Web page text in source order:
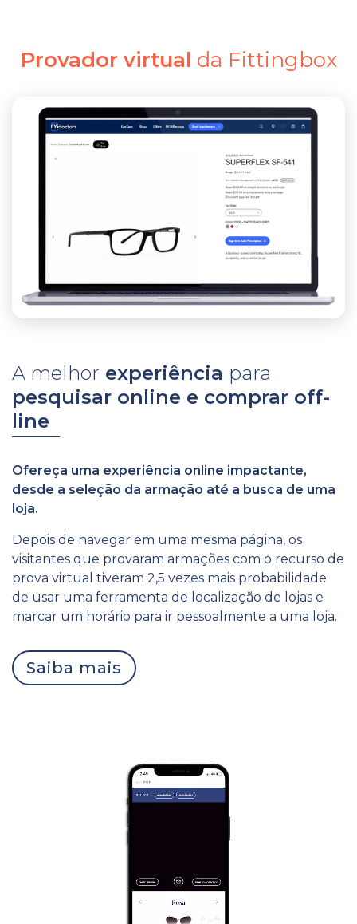
Provador virtual da Fittingbox
A melhor experiência para
pesquisar online e comprar off-
line
Ofereça uma experiência online impactante,
desde a seleção da armação até a busca de uma
loja.
Depois de navegar em uma mesma página, os
visitantes que provaram armações com o recurso de
prova virtual tiveram 2,5 vezes mais probabilidade
de usar uma ferramenta de localização de lojas e
marcar um horário para ir pessoalmente a uma loja.
Saiba mais